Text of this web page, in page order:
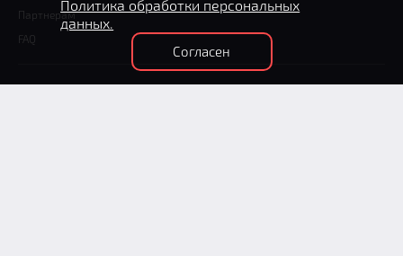
Партнерам
FAQ
Политика обработки персональных
данных.
Согласен